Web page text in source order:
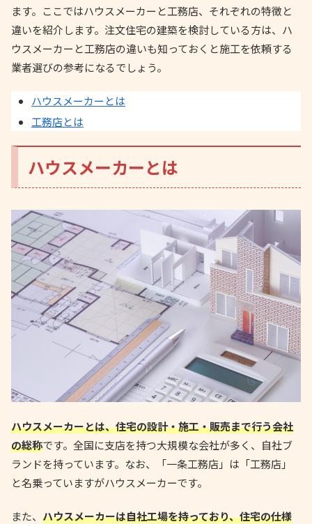
ます。ここではハウスメーカーと工務店、それぞれの特徴と
違いを紹介します。注文住宅の建築を検討している方は、ハ
ウスメーカーと工務店の違いも知っておくと施工を依頼する
業者選びの参考になるでしょう。
ハウスメーカーとは
工務店とは
ハウスメーカーとは
ハウスメーカーとは、住宅の設計・施工・販売まで行う会社
の総称です。全国に支店を持つ大規模な会社が多く、自社ブ
ランドを持っています。なお、「一条工務店」は「工務店」
と名乗っていますがハウスメーカーです。
また、 ハウスメーカーは自社工場を持っており、住宅の仕様